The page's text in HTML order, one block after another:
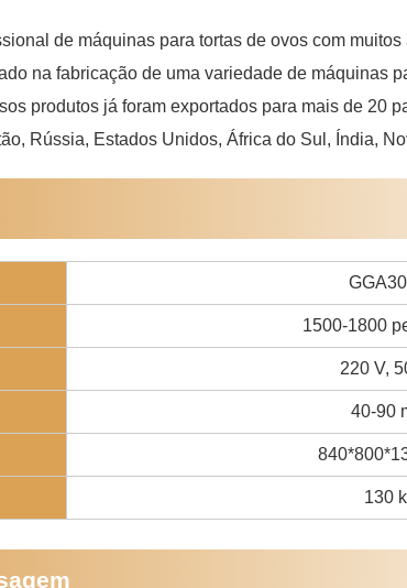
de máquinas para tortas de ovos com
na fabricação de uma variedade de máquinas
produtos já foram exportados para mais de 20
Rússia, Estados Unidos, África do Sul, Índia,
1500-1800
220 V,
40-90
130